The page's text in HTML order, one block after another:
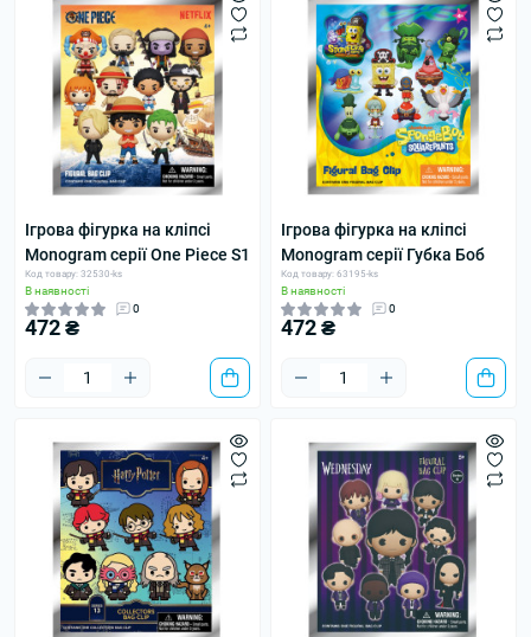
Ігрова фігурка на кліпсі
Monogram серії One Piece S1
Код товару: 32530-ks
В наявності
0
472 ₴
Ігрова фігурка на кліпсі
Monogram серії Губка Боб
Код товару: 63195-ks
В наявності
0
472 ₴